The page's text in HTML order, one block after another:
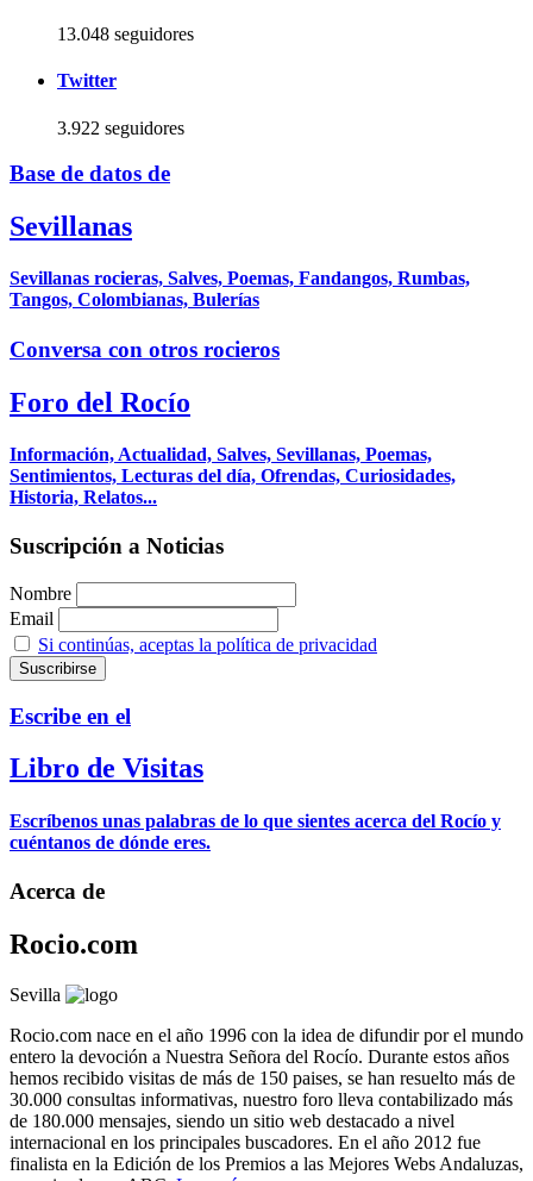
13.048 seguidores
Twitter
3.922 seguidores
Base de datos de
Sevillanas
Sevillanas rocieras, Salves, Poemas, Fandangos, Rumbas,
Tangos, Colombianas, Bulerías
Conversa con otros rocieros
Foro del Rocío
Información, Actualidad, Salves, Sevillanas, Poemas,
Sentimientos, Lecturas del día, Ofrendas, Curiosidades,
Historia, Relatos...
Suscripción a Noticias
Nombre
Email
Si continúas, aceptas la política de privacidad
Escribe en el
Libro de Visitas
Escríbenos unas palabras de lo que sientes acerca del Rocío y
cuéntanos de dónde eres.
Acerca de
Rocio.com
Sevilla
Rocio.com nace en el año 1996 con la idea de difundir por el mundo
entero la devoción a Nuestra Señora del Rocío. Durante estos años
hemos recibido visitas de más de 150 paises, se han resuelto más de
30.000 consultas informativas, nuestro foro lleva contabilizado más
de 180.000 mensajes, siendo un sitio web destacado a nivel
internacional en los principales buscadores. En el año 2012 fue
finalista en la Edición de los Premios a las Mejores Webs Andaluzas,